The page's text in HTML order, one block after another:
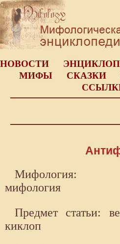
НОВОСТИ
МИФЫ
СКАЗКИ
Мифология:
мифология
Предмет статьи:
киклоп